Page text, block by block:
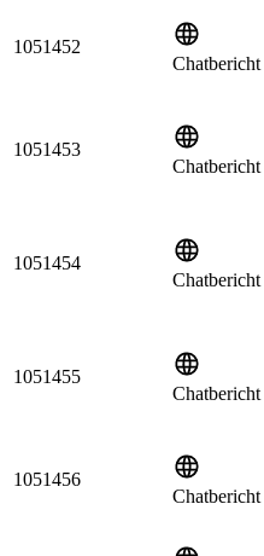
1051452
Chatbericht
1051453
Chatbericht
1051454
Chatbericht
1051455
Chatbericht
1051456
Chatbericht